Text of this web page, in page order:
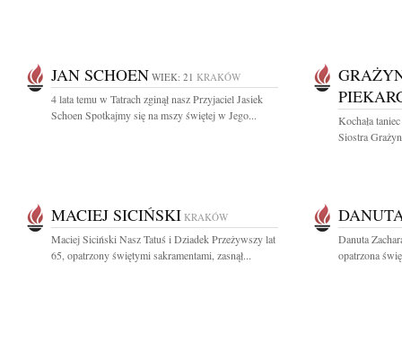
JAN SCHOEN WIEK: 21 KRAKÓW
4 lata temu w Tatrach zginął nasz Przyjaciel Jasiek
Schoen Spotkajmy się na mszy świętej w Jego...
Kochała
Siostra
MACIEJ SICIŃSKI KRAKÓW
Maciej Siciński Nasz Tatuś i Dziadek Przeżywszy lat
65, opatrzony świętymi sakramentami, zasnął...
Danuta
opatrzona